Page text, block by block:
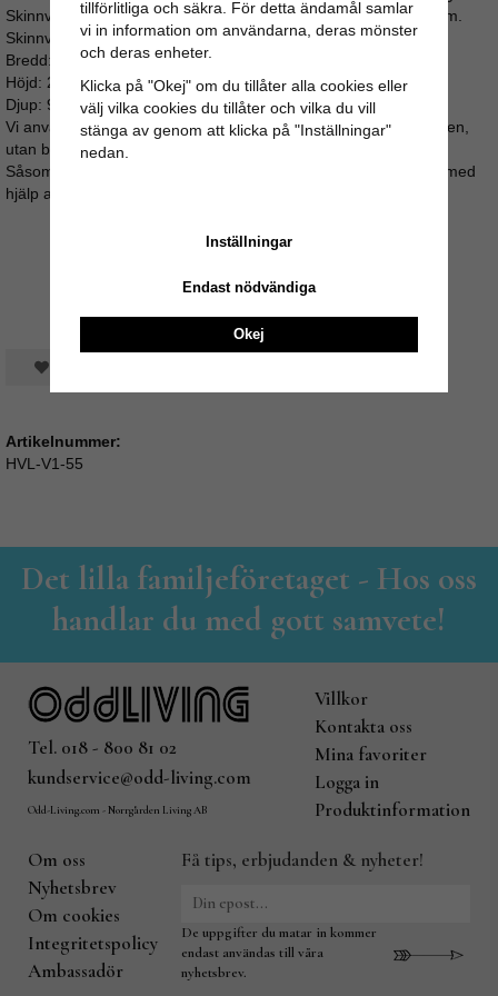
Skinnväskans axelrem är justerbar till en maxlängd av ca 140cm.
Skinnväskans mått:
Bredd: 26cm
Höjd: 20cm
Djup: 9cm
Vi använder inga skadliga kemikalier under beredningsprocessen,
utan bara naturliga ämnen.
Såsom vegetabilisk olja, salt, kalksten, värme och torkprocess med
hjälp av solens värmande strålar.
Spara som favorit
Artikelnummer:
HVL-V1-55
Det lilla familjeföretaget - Hos oss
handlar du med gott samvete!
Tel. 018 - 800 81 02
kundservice@odd-living.com
Odd-Living.com - Norrgården Living AB
Villkor
Kontakta oss
Mina favoriter
Logga in
Produktinformation
Om oss
Nyhetsbrev
Om cookies
Integritetspolicy
Ambassadör
Få tips, erbjudanden & nyheter!
De uppgifter du matar in kommer
endast användas till våra
nyhetsbrev.
tillförlitliga och säkra. För detta ändamål samlar
vi in information om användarna, deras mönster
och deras enheter.
Klicka på "Okej" om du tillåter alla cookies eller
välj vilka cookies du tillåter och vilka du vill
stänga av genom att klicka på "Inställningar"
nedan.
Inställningar
Endast nödvändiga
Okej